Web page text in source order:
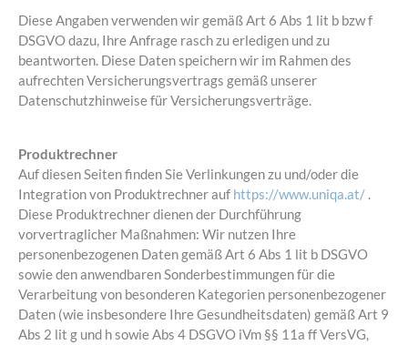
Diese Angaben verwenden wir gemäß Art 6 Abs 1 lit b bzw f
DSGVO dazu, Ihre Anfrage rasch zu erledigen und zu
beantworten. Diese Daten speichern wir im Rahmen des
aufrechten Versicherungsvertrags gemäß unserer
Datenschutzhinweise für Versicherungsverträge.
Produktrechner
Auf diesen Seiten finden Sie Verlinkungen zu und/oder die
Integration von Produktrechner auf https://www.uniqa.at/
Diese Produktrechner dienen der Durchführung
vorvertraglicher Maßnahmen: Wir nutzen Ihre
personenbezogenen Daten gemäß Art 6 Abs 1 lit b DSGVO
sowie den anwendbaren Sonderbestimmungen für die
Verarbeitung von besonderen Kategorien personenbezogener
Daten (wie insbesondere Ihre Gesundheitsdaten) gemäß Art 9
Abs 2 lit g und h sowie Abs 4 DSGVO iVm §§ 11a ff VersVG,